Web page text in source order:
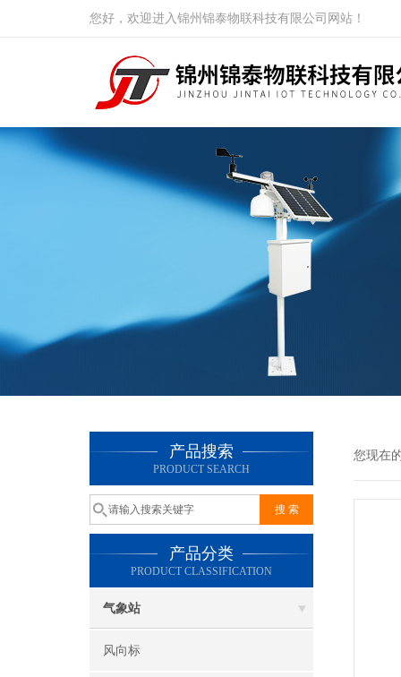
您好，欢迎进入锦州锦泰物联科技有限公司网站！
产品搜索
PRODUCT SEARCH
产品分类
PRODUCT CLASSIFICATION
气象站
风向标
您现在